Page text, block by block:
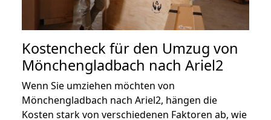
Kostencheck für den Umzug von
Mönchengladbach nach Ariel2
Wenn Sie umziehen möchten von
Mönchengladbach nach Ariel2, hängen die
Kosten stark von verschiedenen Faktoren ab, wie